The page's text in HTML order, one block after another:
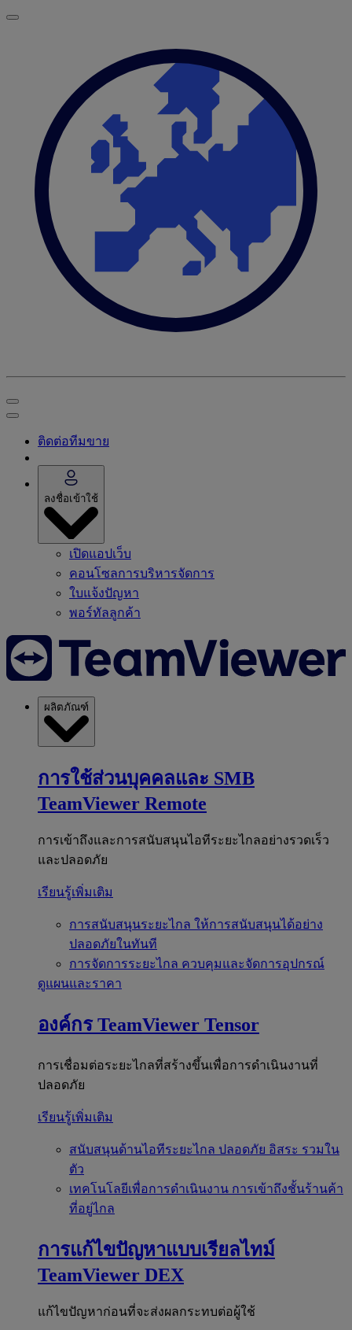
ติดต่อทีมขาย
ลงชื่อเข้าใช้
เปิดแอปเว็บ
คอนโซลการบริหารจัดการ
ใบแจ้งปัญหา
พอร์ทัลลูกค้า
ผลิตภัณฑ์
การใช้ส่วนบุคคลและ SMB
TeamViewer Remote
การเข้าถึงและการสนับสนุนไอทีระยะไกลอย่างรวดเร็ว
และปลอดภัย
เรียนรู้เพิ่มเติม
การสนับสนุนระยะไกล ให้การสนับสนุนได้อย่าง
ปลอดภัยในทันที
การจัดการระยะไกล ควบคุมและจัดการอุปกรณ์
ดูแผนและราคา
องค์กร TeamViewer Tensor
การเชื่อมต่อระยะไกลที่สร้างขึ้นเพื่อการดำเนินงานที่
ปลอดภัย
เรียนรู้เพิ่มเติม
สนับสนุนด้านไอทีระยะไกล ปลอดภัย อิสระ รวมใน
ตัว
เทคโนโลยีเพื่อการดำเนินงาน การเข้าถึงชั้นร้านค้า
ที่อยู่ไกล
การแก้ไขปัญหาแบบเรียลไทม์
TeamViewer DEX
แก้ไขปัญหาก่อนที่จะส่งผลกระทบต่อผู้ใช้